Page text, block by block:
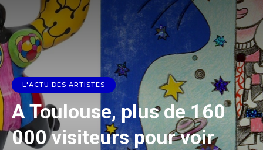
L'ACTU DES ARTISTES
A Toulouse, plus de 160
000 visiteurs pour voir